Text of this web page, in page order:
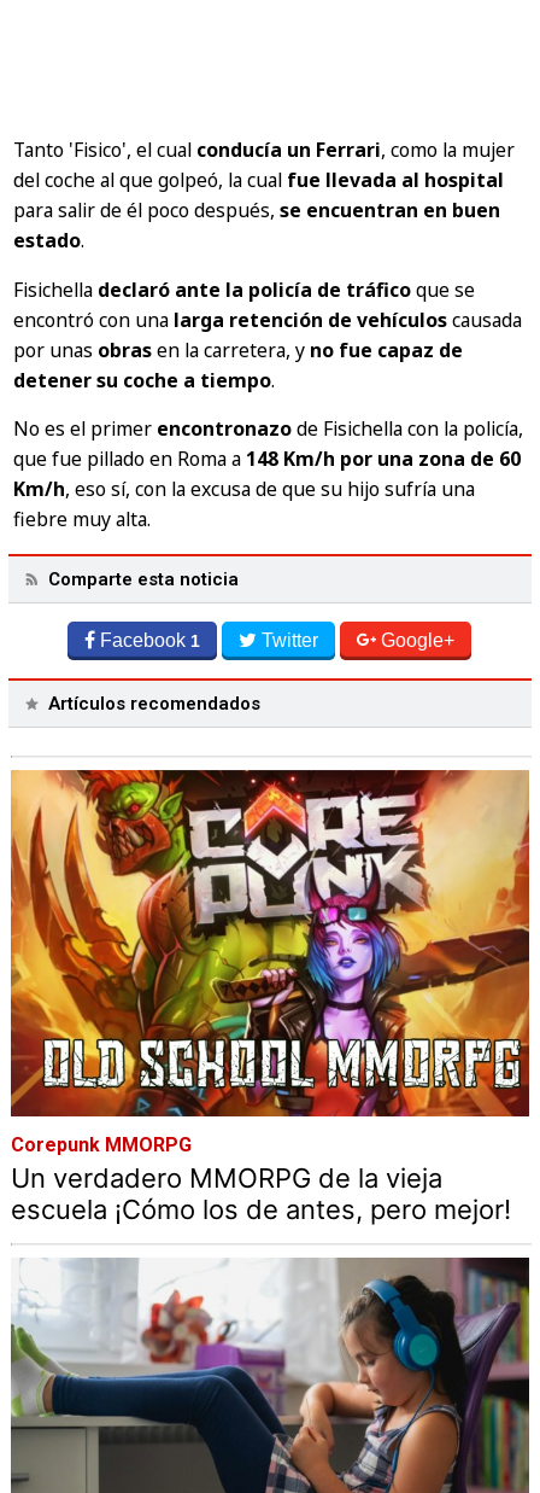
Tanto 'Fisico', el cual conducía un Ferrari, como la mujer
del coche al que golpeó, la cual fue llevada al hospital
para salir de él poco después,se encuentran en buen
estado.
Fisichella declaró ante la policía de tráficoque se
encontró con una larga retención de vehículoscausada
por unas obrasen la carretera, y no fue capaz de
detener su coche a tiempo.
No es el primer encontronazode Fisichella con la policía,
que fue pillado en Roma a 148 Km/h por una zona de 60
Km/h, eso sí, con la excusa de que su hijo sufría una
fiebre muy alta.
Comparte esta noticia
Facebook 1 Twitter Google+
Artículos recomendados
Corepunk MMORPG
Un verdadero MMORPG de la vieja
escuela ¡Cómo los de antes, pero mejor!